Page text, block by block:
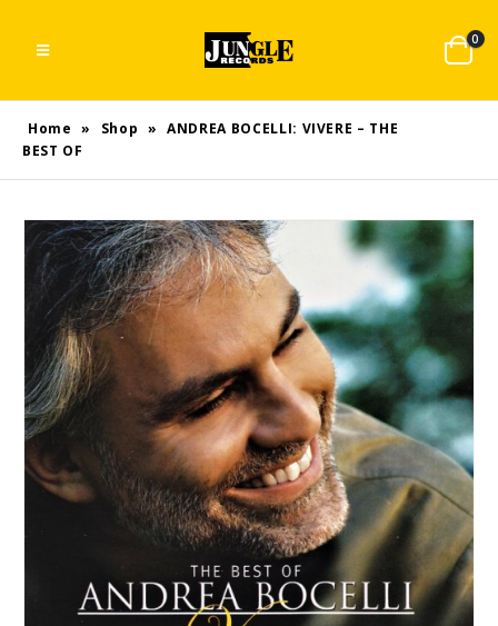
0
Home » Shop » ANDREA BOCELLI: VIVERE – THE
BEST OF